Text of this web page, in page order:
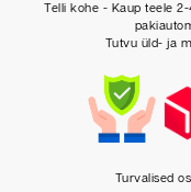
Telli kohe - Kaup teele
Tutvu üld- ja
Turvalised